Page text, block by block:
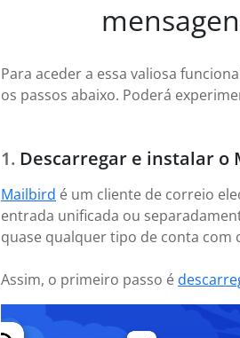
Para aceder a essa valiosa
os passos abaixo. Poderá
Descarregar e instalar o
Mailbird é um cliente de correio
entrada unificada ou
quase qualquer tipo de conta com
Assim, o primeiro passo é